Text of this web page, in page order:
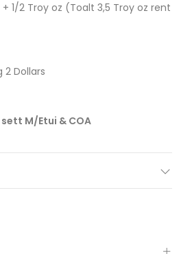
+ 1/2 Troy oz (Toalt 3,5 Troy oz rent
2 Dollars
M/Etui & COA